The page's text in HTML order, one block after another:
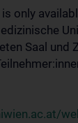
only
Saal und